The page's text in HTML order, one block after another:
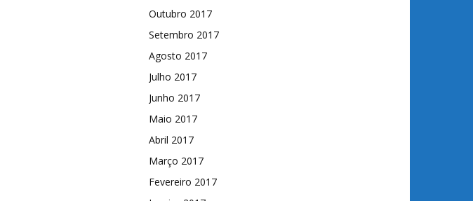
Outubro 2017
Setembro 2017
Agosto 2017
Julho 2017
Junho 2017
Maio 2017
Abril 2017
Março 2017
Fevereiro 2017